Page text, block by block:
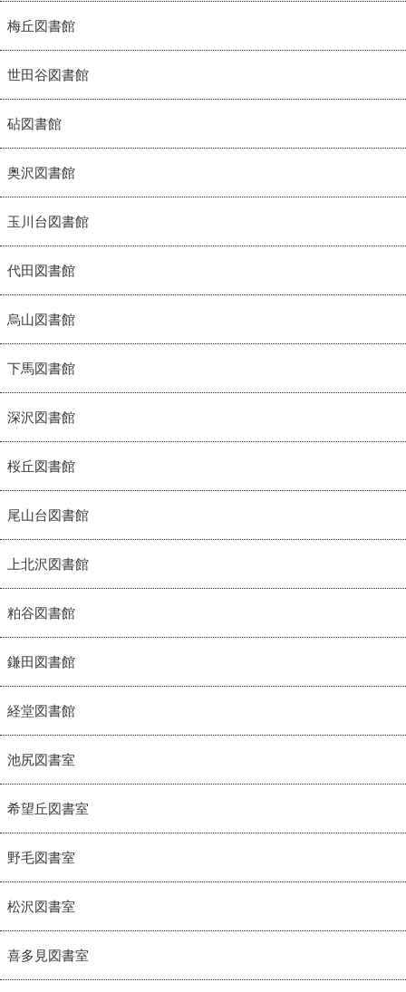
梅丘図書館
世田谷図書館
砧図書館
奥沢図書館
玉川台図書館
代田図書館
烏山図書館
下馬図書館
深沢図書館
桜丘図書館
尾山台図書館
上北沢図書館
粕谷図書館
鎌田図書館
経堂図書館
池尻図書室
希望丘図書室
野毛図書室
松沢図書室
喜多見図書室